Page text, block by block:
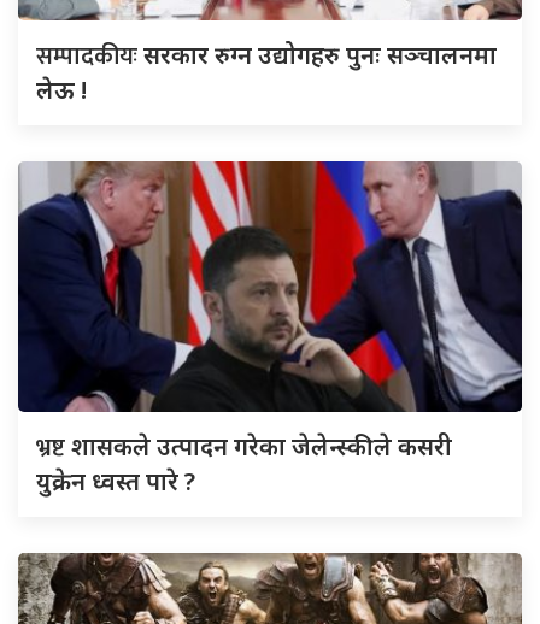
सम्पादकीयःसरकार रुग्न उद्योगहरु पुनः सञ्चालनमा
लेऊ !
भ्रष्टशासकले उत्पादन गरेका जेलेन्स्कीले कसरी
युक्रेन ध्वस्त पारे ?